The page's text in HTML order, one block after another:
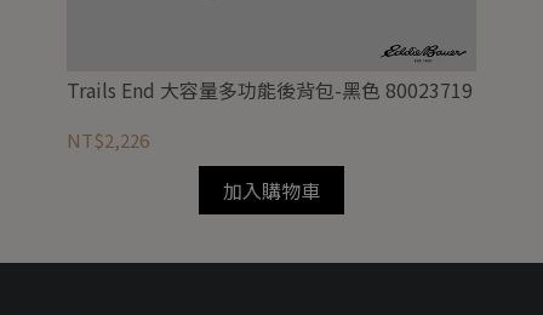
Trails End 大容量多功能後背包-黑色 80023719
NT$2,226
加入購物車